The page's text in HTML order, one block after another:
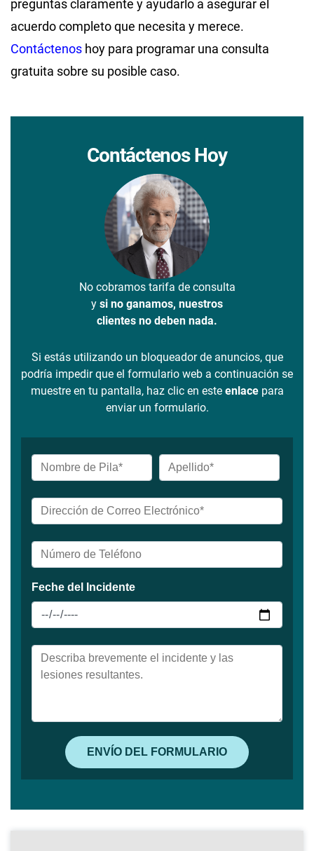
preguntas claramente y ayudarlo a asegurar el
acuerdo completo que necesita y merece.
Contáctenos hoy para programar una consulta
gratuita sobre su posible caso.
Contáctenos Hoy
No cobramos tarifa de consulta
y si no ganamos, nuestros
clientes no deben nada.
Si estás utilizando un bloqueador de anuncios, que
podría impedir que el formulario web a continuación se
muestre en tu pantalla, haz clic en este enlacepara
enviar un formulario.